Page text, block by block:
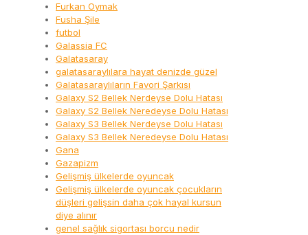
Furkan Oymak
Fusha Şile
futbol
Galassia FC
Galatasaray
galatasaraylılara hayat denizde güzel
Galatasaraylıların Favori Şarkısı
Galaxy S2 Bellek Nerdeyse Dolu Hatası
Galaxy S2 Bellek Neredeyse Dolu Hatası
Galaxy S3 Bellek Nerdeyse Dolu Hatası
Galaxy S3 Bellek Neredeyse Dolu Hatası
Gana
Gazapizm
Gelişmiş ülkelerde oyuncak
Gelişmiş ülkelerde oyuncak çocukların
düşleri gelişsin daha çok hayal kursun
diye alınır
genel sağlık sigortası borcu nedir